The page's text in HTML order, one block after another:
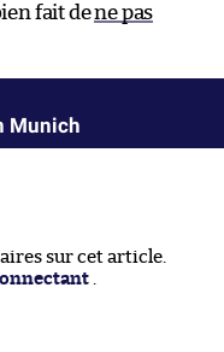
fait dene pas
Munich
sur cet article.